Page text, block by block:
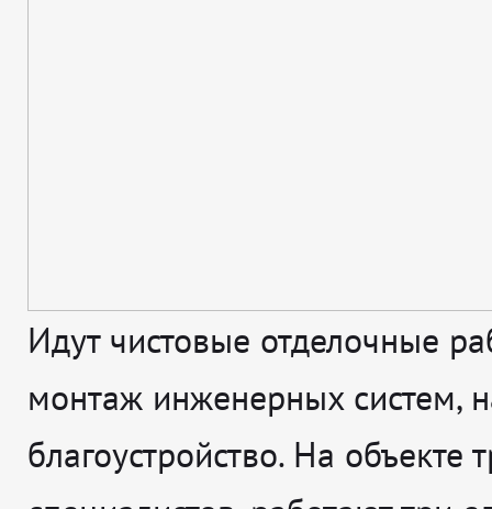
Идут чистовые отделочные
монтаж инженерных систем,
благоустройство. На объекте